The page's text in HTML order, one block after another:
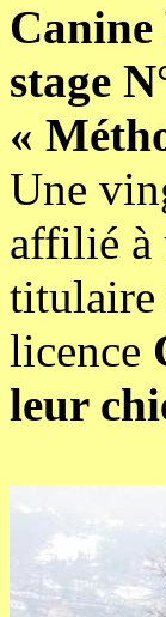
stage
«
Une
affilié à
titulaire
licence
leur